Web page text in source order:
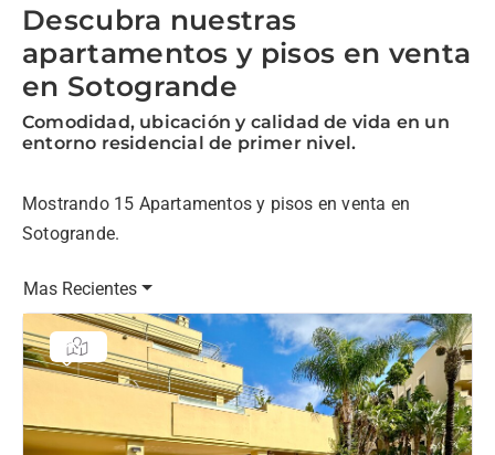
Descubra nuestras
apartamentos y pisos en venta
en Sotogrande
Comodidad, ubicación y calidad de vida en un
entorno residencial de primer nivel.
Mostrando 15 Apartamentos y pisos en venta en
Sotogrande.
Mas Recientes